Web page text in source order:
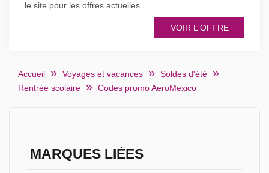
le site pour les offres actuelles
VOIR L'OFFRE
Accueil Voyages et vacances
Soldes d'été
Rentrée scolaire
Codes promo AeroMexico
MARQUES LIÉES